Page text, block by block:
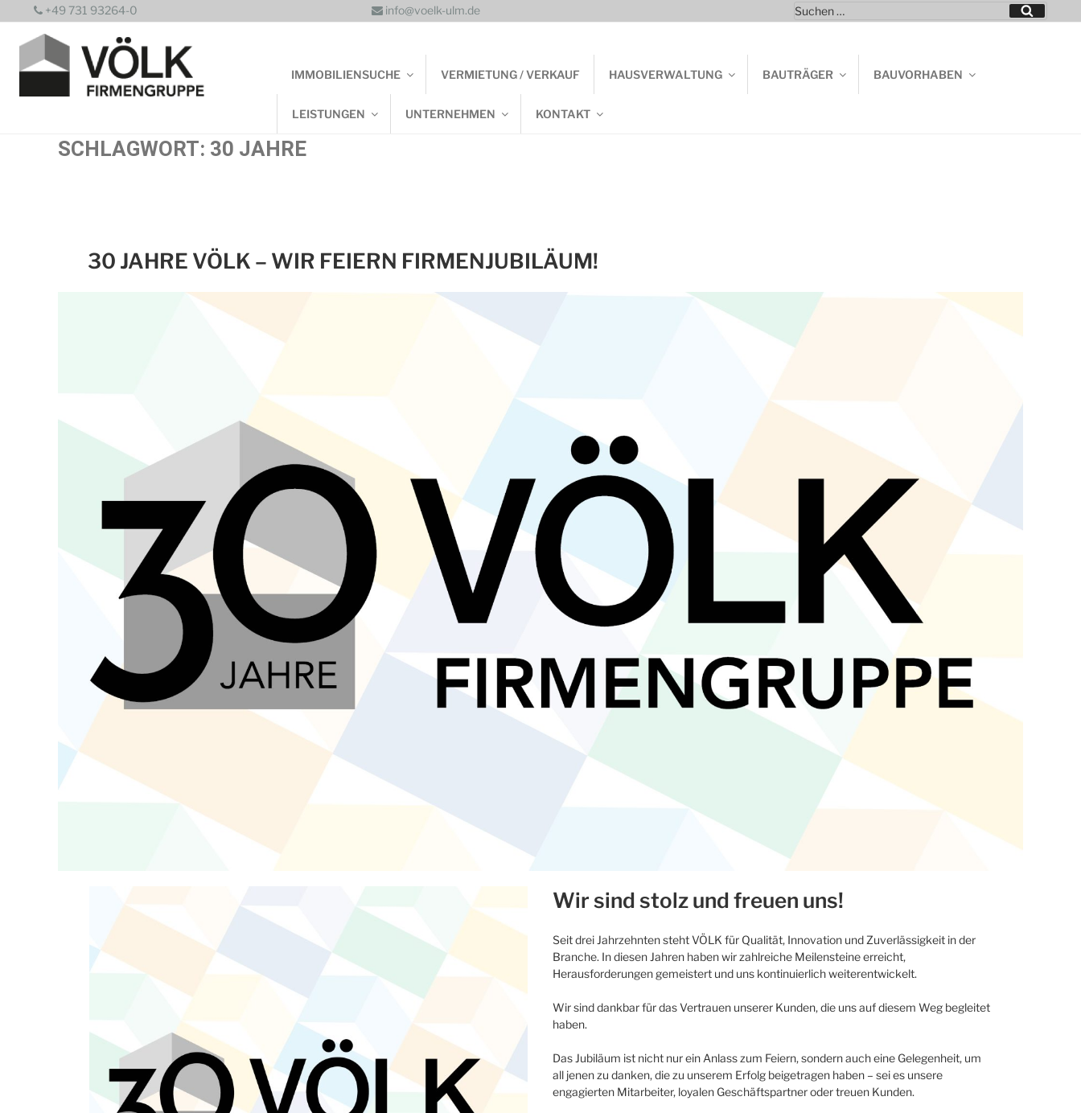
Inhalt
springen
+49 731 93264-0 info@voelk-ulm.de
Suchen
nach:
Suchen
IMMOBILIENSUCHE VERMIETUNG / VERKAUF HAUSVERWALTUNG BAUTRÄGER BAUVORHABEN
LEISTUNGEN UNTERNEHMEN KONTAKT
SCHLAGWORT: 30 JAHRE
30 JAHRE VÖLK – WIR FEIERN FIRMENJUBILÄUM!
Wir sind stolz und freuen uns!
Seit drei Jahrzehnten steht VÖLK für Qualität, Innovation und Zuverlässigkeit in der
Branche. In diesen Jahren haben wir zahlreiche Meilensteine erreicht,
Herausforderungen gemeistert und uns kontinuierlich weiterentwickelt.
Wir sind dankbar für das Vertrauen unserer Kunden, die uns auf diesem Weg begleitet
haben.
Das Jubiläum ist nicht nur ein Anlass zum Feiern, sondern auch eine Gelegenheit, um
all jenen zu danken, die zu unserem Erfolg beigetragen haben – sei es unsere
engagierten Mitarbeiter, loyalen Geschäftspartner oder treuen Kunden.